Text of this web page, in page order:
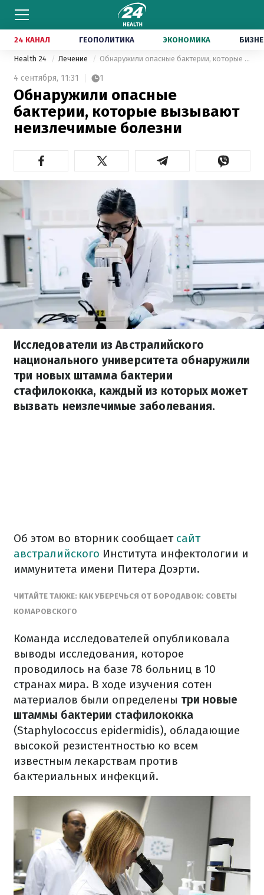
24 КАНАЛ ГЕОПОЛИТИКА ЭКОНОМИКА
Health 24 Лечение Обнаружили опасные бактерии, которые вызывают неизлечимые болезни
4 сентября, 11:31 1
Обнаружили опасные
бактерии, которые вызывают
неизлечимые болезни
Исследователи из Австралийского
национального университета обнаружили
три новых штамма бактерии
стафилококка, каждый из которых может
вызвать неизлечимые заболевания.
Об этом во вторник сообщаетсайт
австралийского Института инфектологии и
иммунитета имени Питера Доэрти.
ЧИТАЙТЕ ТАКЖЕ: КАК УБЕРЕЧЬСЯ ОТ БОРОДАВОК: СОВЕТЫ
КОМАРОВСКОГО
Команда исследователей опубликовала
выводы исследования, которое
проводилось на базе 78 больниц в 10
странах мира. В ходе изучения сотен
материалов были определены три новые
штаммы бактерии стафилококка
(Staphylococcus epidermidis), обладающие
высокой резистентностью ко всем
известным лекарствам против
бактериальных инфекций.